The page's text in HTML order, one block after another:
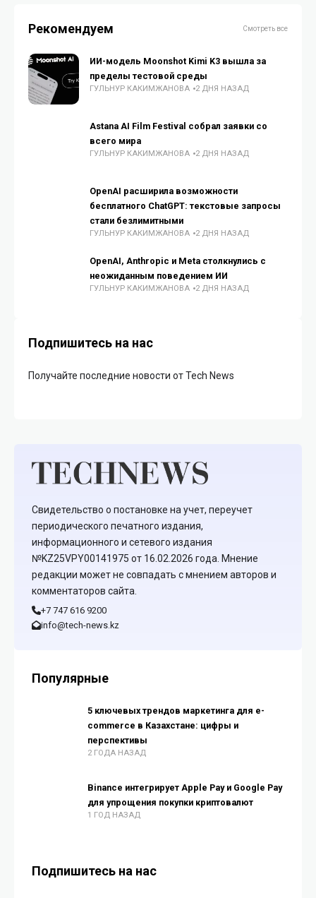
Рекомендуем Смотреть все
ИИ-модель Moonshot Kimi K3 вышла за
пределы тестовой среды
ГУЛЬНУР КАКИМЖАНОВА 2 ДНЯ НАЗАД
Astana AI Film Festival собрал заявки со
всего мира
ГУЛЬНУР КАКИМЖАНОВА 2 ДНЯ НАЗАД
OpenAI расширила возможности
бесплатного ChatGPT: текстовые запросы
стали безлимитными
ГУЛЬНУР КАКИМЖАНОВА 2 ДНЯ НАЗАД
OpenAI, Anthropic и Meta столкнулись с
неожиданным поведением ИИ
ГУЛЬНУР КАКИМЖАНОВА 2 ДНЯ НАЗАД
Подпишитесь на нас
Получайте последние новости от Tech News
Свидетельство о постановке на учет, переучет
периодического печатного издания,
информационного и сетевого издания
№KZ25VPY00141975 от 16.02.2026 года. Мнение
редакции может не совпадать с мнением авторов и
комментаторов сайта.
+7 747 616 9200
info@tech-news.kz
Популярные
5 ключевых трендов маркетинга для e-
commerce в Казахстане: цифры и
перспективы
2 ГОДА НАЗАД
Binance интегрирует Apple Pay и Google Pay
для упрощения покупки криптовалют
1 ГОД НАЗАД
Подпишитесь на нас